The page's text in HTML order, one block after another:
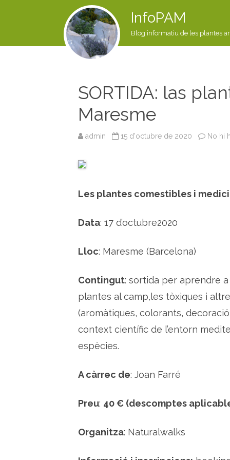
InfoPAM
Blog informatiu de les plantes
SORTIDA: las
Maresme
admin 15 d'octubre de 2020 No hi
Les plantes comestibles i
Data: 17 d’octubre2020
Lloc: Maresme (Barcelona)
Contingut: sortida per aprendre
plantes al camp,les tòxiques i
(aromàtiques, colorants,
context científic de l’entorn
espècies.
A càrrec de: Joan Farré
Preu: 40 € (descomptes
Organitza: Naturalwalks